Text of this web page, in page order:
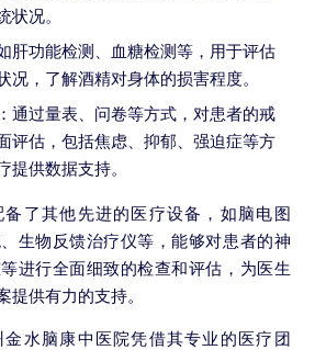
状况。
肝功能检测、血糖检测等，用于评估
况，了解酒精对身体的损害程度。
通过量表、问卷等方式，对患者的戒
评估，包括焦虑、抑郁、强迫症等方
提供数据支持。
了其他先进的医疗设备，如脑电图
生物反馈治疗仪等，能够对患者的神
进行全面细致的检查和评估，为医生
提供有力的支持。
水脑康中医院凭借其专业的医疗团